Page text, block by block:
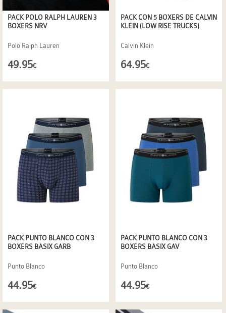
PACK POLO RALPH LAUREN 3
BOXERS NRV
Polo Ralph Lauren
49.95€
PACK CON 5 BOXERS DE CALVIN
KLEIN (LOW RISE TRUCKS)
Calvin Klein
64.95€
PACK PUNTO BLANCO CON 3
BOXERS BASIX GARB
Punto Blanco
44.95€
PACK PUNTO BLANCO CON 3
BOXERS BASIX GAV
Punto Blanco
44.95€